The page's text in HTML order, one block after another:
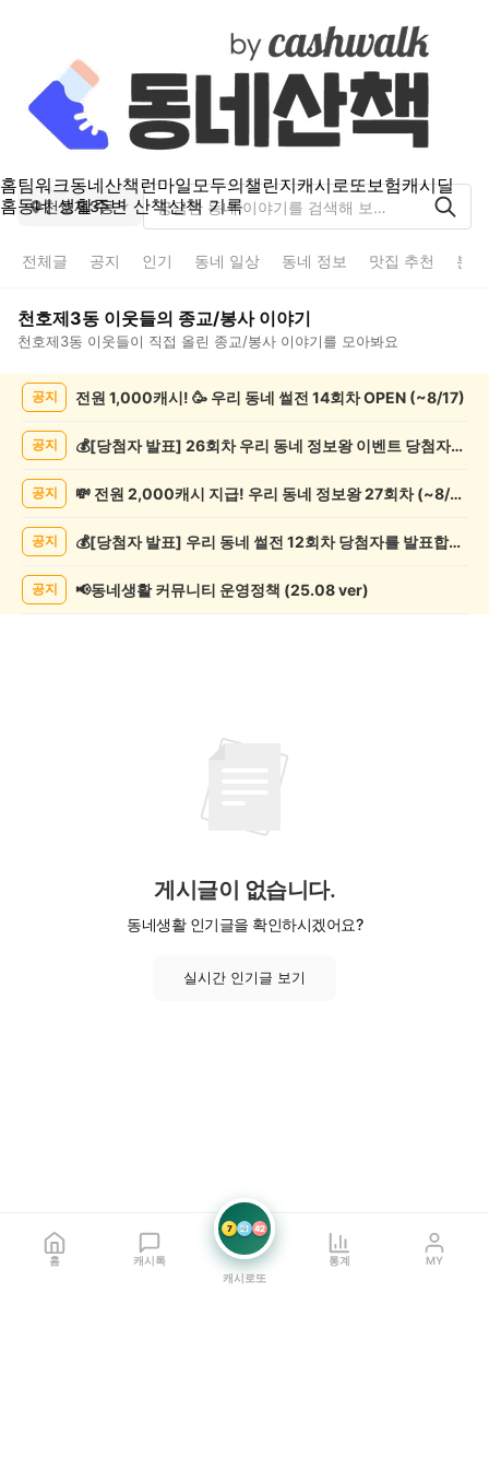
홈팀워크동네산책 런마일모두의챌린지캐시로또보험캐시딜
홈동네 생활주변 산책산책 기록
천호제3동
전체글 공지 인기 동네 일상 동네 정보 맛집 추천 분
천호제3동 이웃들의 종교/봉사이야기
천호제3동 이웃들이 직접 올린 종교/봉사 이야기를 모아봐요
교/
글
공지 전원 1,000캐시! 🥳 우리 동네 썰전 14회차 OPEN (~8/17)
공지 💰[당첨자 발표] 26회차 우리 동네 정보왕 이벤트 당첨자를 발표합니다!
공지 💸 전원 2,000캐시 지급! 우리 동네 정보왕 27회차 (~8/10)
공지 💰[당첨자 발표] 우리 동네 썰전 12회차 당첨자를 발표합니다!
공지 📢동네생활 커뮤니티 운영정책 (25.08 ver)
게시글이 없습니다.
동네생활 인기글을 확인하시겠어요?
실시간 인기글 보기
홈 캐시톡
7 21 42
캐시로또
통계 MY